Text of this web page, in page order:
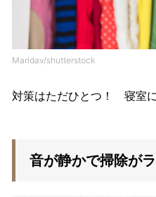
Maridav/shutterstock
対策はただひとつ！ 寝室
音が静かで掃除が